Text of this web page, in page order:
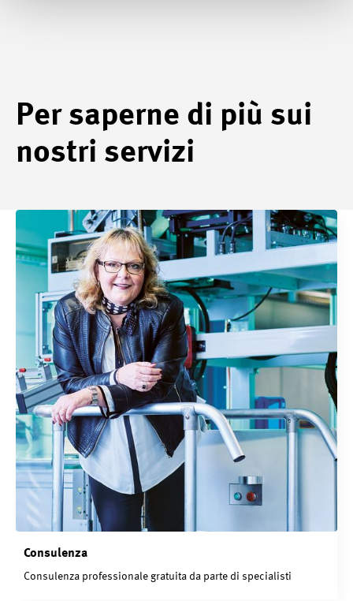
Per saperne di più sui
nostri servizi
Consulenza
Consulenza professionale gratuita da parte di specialisti